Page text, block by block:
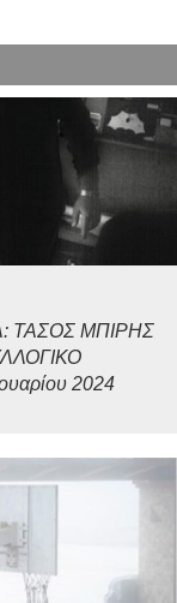
ΤΑΣΟΣ ΜΠΙΡΗΣ
2024